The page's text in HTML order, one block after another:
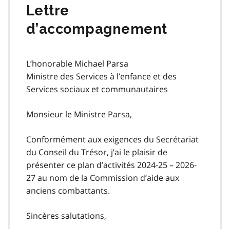
Lettre
d’accompagnement
L’honorable Michael Parsa
Ministre des Services à l’enfance et des
Services sociaux et communautaires
Monsieur le Ministre Parsa,
Conformément aux exigences du Secrétariat
du Conseil du Trésor, j’ai le plaisir de
présenter ce plan d’activités 2024-25 – 2026-
27 au nom de la Commission d’aide aux
anciens combattants.
Sincères salutations,